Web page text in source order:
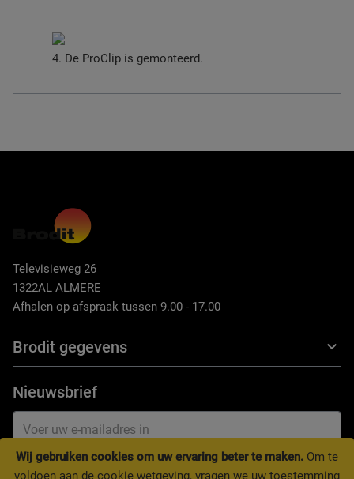
Wij gebruiken cookies om uw ervaring beter te maken. Om te
voldoen aan de cookie wetgeving, vragen we uw toestemming
4. De ProClip is gemonteerd.
Televisieweg 26
1322AL ALMERE
Afhalen op afspraak tussen 9.00 - 17.00
Brodit gegevens
Nieuwsbrief
INSCHRIJVEN